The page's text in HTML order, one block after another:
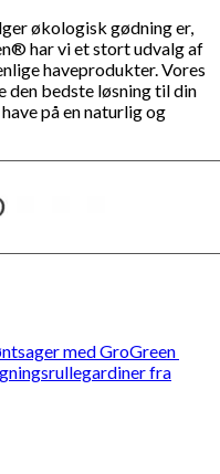
økologisk gødning er,
har vi et stort udvalg af
haveprodukter. Vores
den bedste løsning til din
på en naturlig og
med GroGreen
fra